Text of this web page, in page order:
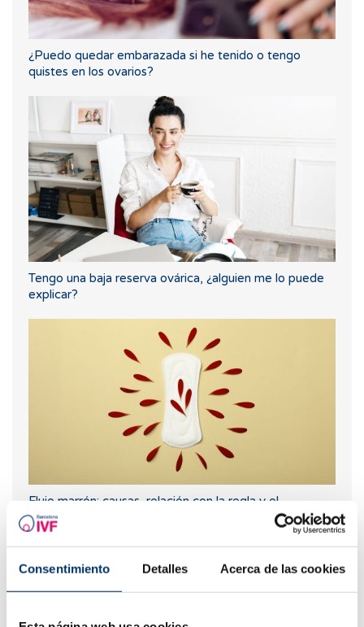
Consentimiento Detalles Acerca de las cookies
¿Puedo quedar embarazada si he tenido o tengo
quistes en los ovarios?
Tengo una baja reserva ovárica, ¿alguien me lo puede
explicar?
Flujo marrón: causas, relación con la regla y el
embarazo